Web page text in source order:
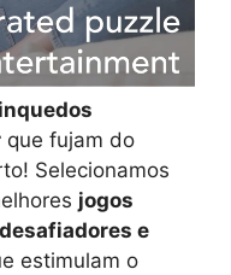
que fujam do
Selecionamos
jogos
e
estimulam o